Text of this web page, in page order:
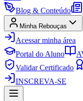
Blog & Conteúdo
Minha Rebouças
Acessar minha área
Portal do Aluno
Validar Certificado
INSCREVA-SE